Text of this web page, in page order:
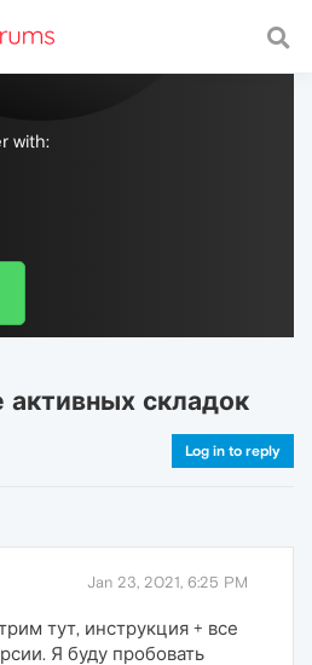
with a fast and
with:
активных складок
Log in to reply
Jan 23, 2021, 6:25 PM
тут, инструкция + все
Я буду пробовать